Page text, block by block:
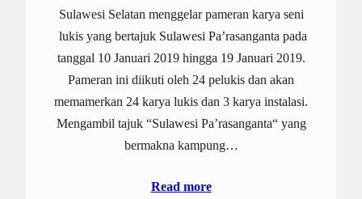
Sulawesi Selatan menggelar pameran karya seni
lukis yang bertajuk Sulawesi Pa’rasanganta pada
tanggal 10 Januari 2019 hingga 19 Januari 2019.
Pameran ini diikuti oleh 24 pelukis dan akan
memamerkan 24 karya lukis dan 3 karya instalasi.
Mengambil tajuk “Sulawesi Pa’rasanganta“ yang
bermakna kampung…
Read more